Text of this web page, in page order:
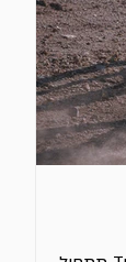
(כדי להשיג לידים),